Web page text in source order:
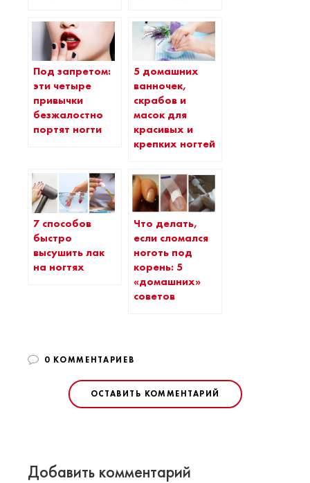
Под запретом:
эти четыре
привычки
безжалостно
портят ногти
5 домашних
ванночек,
скрабов и
масок для
красивых и
крепких ногтей
7 способов
быстро
высушить лак
на ногтях
Что делать,
если сломался
ноготь под
корень: 5
«домашних»
советов
0 КОММЕНТАРИЕВ
ОСТАВИТЬ КОММЕНТАРИЙ
Добавить комментарий